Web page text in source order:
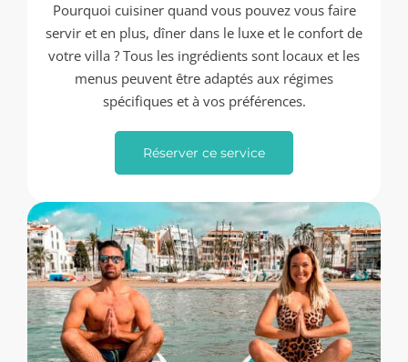
Pourquoi cuisiner quand vous pouvez vous faire
servir et en plus, dîner dans le luxe et le confort de
votre villa ? Tous les ingrédients sont locaux et les
menus peuvent être adaptés aux régimes
spécifiques et à vos préférences.
Réserver ce service